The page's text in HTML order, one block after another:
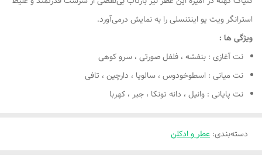
استرانگر ویت یو اینتنسلی را به نمایش درمی‌آورد.
ویژگی ها :
نت آغازی : بنفشه ، فلفل صورتی ، سرو کوهی
نت میانی : اسطوخودوس ، سالویا ، دارچین ، تافی
نت پایانی : وانیل ، دانه تونکا ، جیر ، کهربا
دسته‌بندی: عطر و ادکلن